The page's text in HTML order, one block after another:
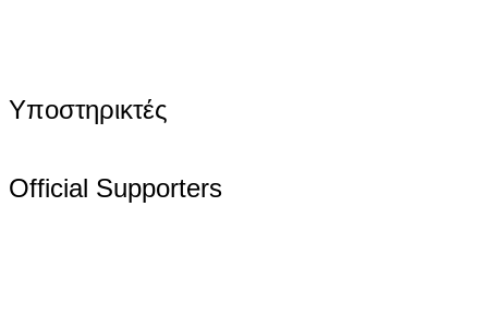
Υποστηρικτές
Official Supporters